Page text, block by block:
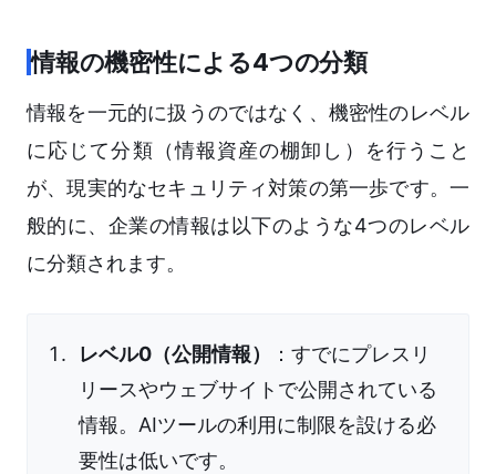
情報の機密性による4つの分類
情報を一元的に扱うのではなく、機密性のレベル
に応じて分類（情報資産の棚卸し）を行うこと
が、現実的なセキュリティ対策の第一歩です。一
般的に、企業の情報は以下のような4つのレベル
に分類されます。
レベル0（公開情報）
：すでにプレスリ
リースやウェブサイトで公開されている
情報。AIツールの利用に制限を設ける必
要性は低いです。